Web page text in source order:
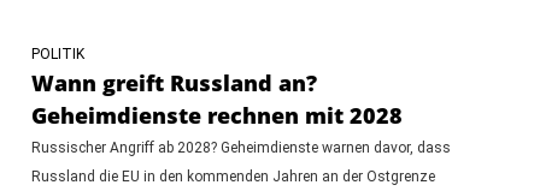
POLITIK
Wann greift Russland an?
Geheimdienste rechnen mit 2028
Russischer Angriff ab 2028? Geheimdienste warnen davor, dass
Russland die EU in den kommenden Jahren an der Ostgrenze